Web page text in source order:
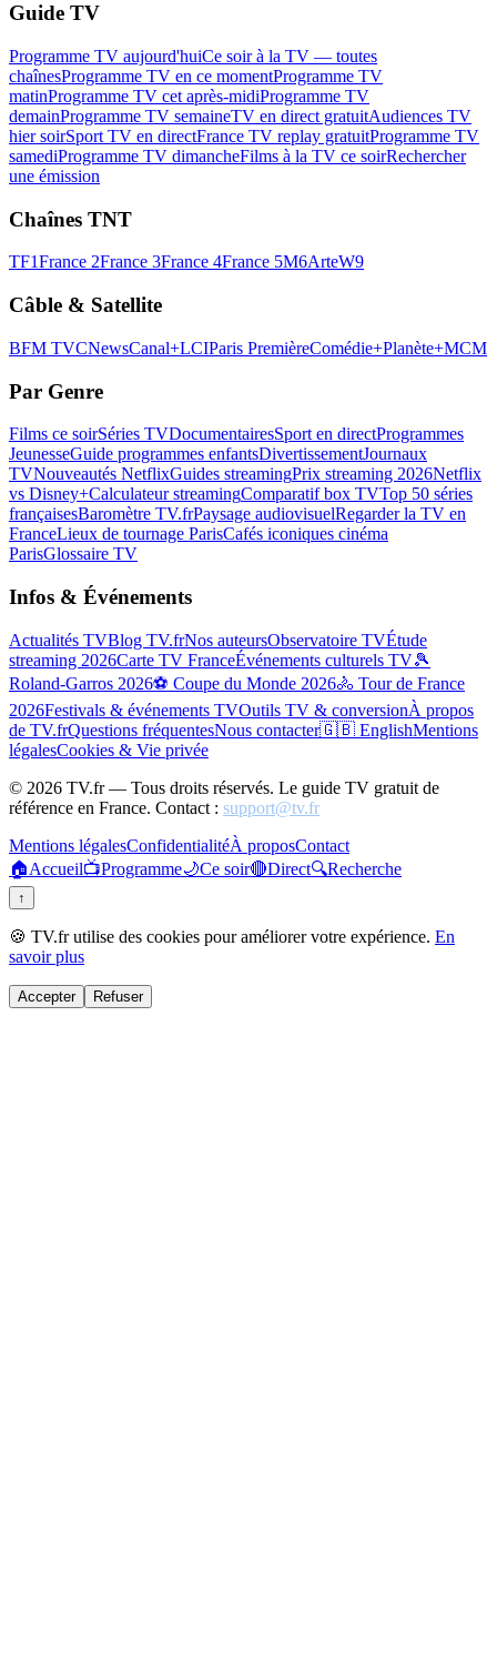
Guide TV
Programme TV aujourd'huiCe soir à la TV — toutes
chaînesProgramme TV en ce momentProgramme TV
matinProgramme TV cet après-midiProgramme TV
demainProgramme TV semaineTV en direct gratuitAudiences TV
hier soirSport TV en directFrance TV replay gratuitProgramme TV
samediProgramme TV dimancheFilms à la TV ce soirRechercher
une émission
Chaînes TNT
TF1France 2France 3France 4France 5M6ArteW9
Câble & Satellite
BFM TVCNewsCanal+LCIParis PremièreComédie+Planète+MCM
Par Genre
Films ce soirSéries TVDocumentairesSport en directProgrammes
JeunesseGuide programmes enfantsDivertissementJournaux
TVNouveautés NetflixGuides streamingPrix streaming 2026Netflix
vs Disney+Calculateur streamingComparatif box TVTop 50 séries
françaisesBaromètre TV.frPaysage audiovisuelRegarder la TV en
FranceLieux de tournage ParisCafés iconiques cinéma
ParisGlossaire TV
Infos & Événements
Actualités TVBlog TV.frNos auteursObservatoire TVÉtude
streaming 2026Carte TV FranceÉvénements culturels TV🎾
Roland-Garros 2026⚽ Coupe du Monde 2026🚴 Tour de France
2026Festivals & événements TVOutils TV & conversionÀ propos
de TV.frQuestions fréquentesNous contacter🇬🇧 EnglishMentions
légalesCookies & Vie privée
© 2026 TV.fr — Tous droits réservés. Le guide TV gratuit de
référence en France. Contact : support@tv.fr
Mentions légalesConfidentialitéÀ proposContact
🏠Accueil📺Programme🌙Ce soir🔴Direct🔍Recherche
↑
🍪 TV.fr utilise des cookies pour améliorer votre expérience. En
savoir plus
Accepter Refuser